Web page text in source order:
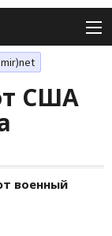
США
военный